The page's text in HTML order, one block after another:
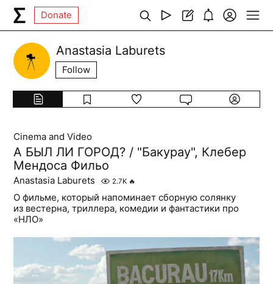
Donate
Anastasia Laburets
Follow
Cinema and Video
А БЫЛ ЛИ ГОРОД? / "Бакурау", Клебер
Мендоса Фильо
Anastasia Laburets 2.7K 🔥
О фильме, который напоминает сборную солянку
из вестерна, триллера, комедии и фантастики про
«НЛО»